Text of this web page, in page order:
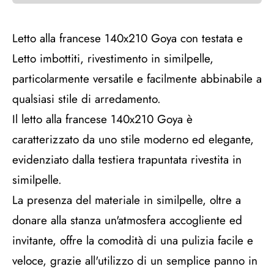
Letto alla francese 140x210 Goya con testata e
Letto imbottiti, rivestimento in similpelle,
particolarmente versatile e facilmente abbinabile a
qualsiasi stile di arredamento.
Il letto alla francese 140x210 Goya è
caratterizzato da uno stile moderno ed elegante,
evidenziato dalla testiera trapuntata rivestita in
similpelle.
La presenza del materiale in similpelle, oltre a
donare alla stanza un'atmosfera accogliente ed
invitante, offre la comodità di una pulizia facile e
veloce, grazie all'utilizzo di un semplice panno in